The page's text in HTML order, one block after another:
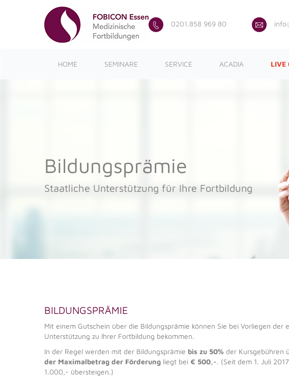
0201.858 969 80
HOME SEMINARE SERVICE ACADIA LIVE
Bildungsprämie
Staatliche Unterstützung für Ihre Fortbildung
BILDUNGSPRÄMIE
Mit einem Gutschein über die Bildungsprämie können Sie bei Vorliegen der
Unterstützung zu Ihrer Fortbildung bekommen.
In der Regel werden mit der Bildungsprämie bis zu 50% der Kursgebühren
der Maximalbetrag der Förderung liegt bei € 500,-. (Seit dem 1. Juli
1.000,- übersteigen.)